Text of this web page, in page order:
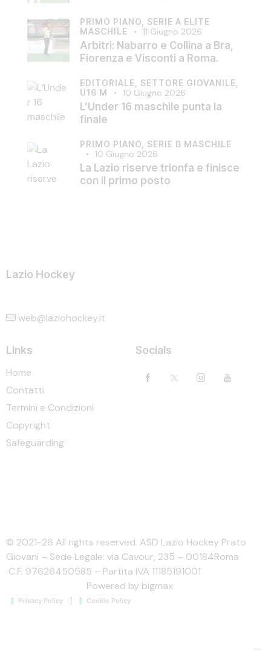
PRIMO PIANO, SERIE A ELITE
MASCHILE
11 Giugno 2026
Arbitri: Nabarro e Collina a Bra,
Fiorenza e Visconti a Roma.
EDITORIALE, SETTORE GIOVANILE,
U16 M
10 Giugno 2026
L’Under 16 maschile punta la
finale
PRIMO PIANO, SERIE B MASCHILE
10 Giugno 2026
La Lazio riserve trionfa e finisce
con il primo posto
Lazio Hockey
web@laziohockey.it
Links
Home
Contatti
Termini e Condizioni
Copyright
Safeguarding
Socials
© 2021-26 All rights reserved. ASD Lazio Hockey Prato
Giovani – Sede Legale: via Cavour, 235 – 00184Roma
C.F. 97626450585 – Partita IVA 11185191001
Powered by bigmax
Privacy Policy | Cookie Policy